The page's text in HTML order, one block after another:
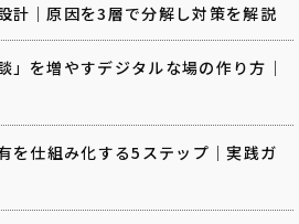
計｜原因を3層で分解し対策を解説
」を増やすデジタルな場の作り方｜
を仕組み化する5ステップ｜実践ガ